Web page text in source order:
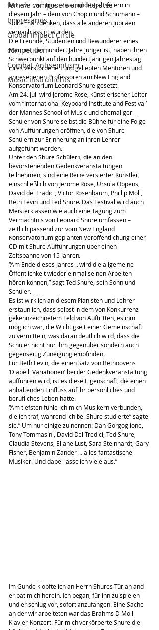
female composers and literates
Impresarios
Global Impact Circle
competition
Combat Antisemitism
Music Instruments
Mit zwei wichtigen Zweihundertjahrfeiern in
diesem Jahr – dem von Chopin und Schumann –
sollte man denken, dass alle anderen Jubiläen
vernachlässigt würden.
Die Freunde, Studenten und Bewunderer eines
Mannes, der hundert Jahre jünger ist, haben ihren
Schwerpunkt auf den hundertjährigen Jahrestag
ihres verstorbenen und geliebten Mentoren und
angesehenen Professoren am New England
Konservatorium Leonard Shure gesetzt.
Am 24. Juli wird Jerome Rose, künstlerischer Leiter
vom “International Keyboard Institute and Festival’
der Mannes School of Music und ehemaliger
Schüler von Shure selbst die Bühne für eine Folge
von Aufführungen eröffnen, die von Shure
Schülern zur Erinnerung an ihren Lehrer
aufgeführt werden.
Unter den Shure Schülern, die an den
bevorstehenden Gedenkveranstaltungen
teilnehmen, sind eine Reihe versierter Künstler,
einschließlich von Jerome Rose, Ursula Oppens,
David del Tradici, Victor Rosenbaum, Phillip Moll,
Beth Levin und Ted Shure. Das Festival wird auch
Meisterklassen wie auch eine Tagung zum
Vermächtnis von Leonard Shure umfassen –
zeitlich passend zur vom New England
Konservatorium geplanten Veröffentlichung einer
CD mit Shure Aufführungen über einen
Zeitspanne von 15 Jahren.
“Am Ende dieses Jahres .. wird die allgemeine
Öffentlichkeit wieder einmal seinen Arbeiten
hören können,” sagt Ted Shure, sein Sohn und
Schüler.
Es ist wirklich an diesem Pianisten und Lehrer
erstaunlich, dass selbst in dem von Konkurrenz
gekennzeichnetem Feld von Auftritten, es ihm
möglich war, die Wichtigkeit einer Gemeinschaft
zu vermitteln, was daran deutlich wird, dass die
Schüler nicht nur ihm gegenüber sondern auch
gegenseitig Zuneigung empfinden.
Für Beth Levin, die einen Satz von Bethoovens
‘Diabelli Variationen’ bei der Gedenkveranstaltung
aufführen wird, ist es diese Eigenschaft, die einen
anhaltenden Einfluss auf ihr persönliches und
berufliches Leben hatte.
“Am tiefsten fühle ich mich Musikern verbunden,
die ich traf, während ich bei Shure studierte” sagte
sie.” Um nur einige zu nennen: Dan Gorgoglione,
Tony Tommasini, David Del Tredici, Ted Shure,
Claudia Stevens, Eliane Lust, Sara Steinhardt, Gary
Fisher, Benjamin Zander … alles fantastische
Musiker. Und dabei lasse ich viele aus.”
Im Gunde klopfte ich an Herrn Shures Tür an and
er bat mich herein. Ich began, für ihn zu spielen
und er schlug vor, sofort anzufangen. Eine Sache
an der wir arbeiteten war das Brahms D Moll
Klavier-Konzert. Für mich verkörperte Shure die